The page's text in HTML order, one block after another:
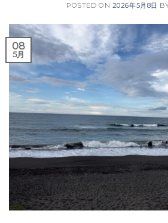
POSTED ON 2026年5月8日
08
5月